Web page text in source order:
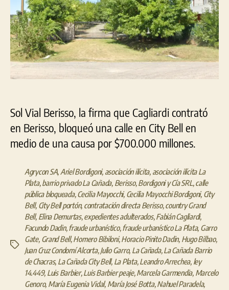
Sol Vial Berisso, la firma que Cagliardi contrató
en Berisso, bloqueó una calle en City Bell en
medio de una causa por $700.000 millones.
Etiquetas
Agrycon SA, Ariel Bordigoni, asociación ilícita, asociación ilícita La
Plata,barrio privado La Cañada, Berisso,Bordigoni y Cía SRL,calle
pública bloqueada,Cecilia Mayocchi, Cecilia Mayocchi Bordigoni, City
Bell, City Bell portón, contratación directa Berisso,country Grand
Bell, Elina Demurtas,expedientes adulterados,Fabián Cagliardi,
Facundo Dadin,fraude urbanístico,fraude urbanístico La Plata, Garro
Gate, Grand Bell,Homero Bibiloni,Horacio Pinito Dadin, Hugo Bilbao,
Juan Cruz Condomí Alcorta,Julio Garro, La Cañada,La Cañada Barrio
de Chacras, La Cañada City Bell, La Plata,Leandro Arrechea, ley
14.449, Luis Barbier,Luis Barbier peaje,Marcela Garmendia, Marcelo
Genoro, María Eugenia Vidal, María José Botta,Nahuel Paradela,